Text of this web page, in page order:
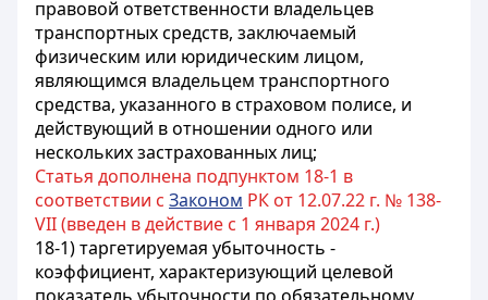
правовой ответственности владельцев
транспортных средств, заключаемый
физическим или юридическим лицом,
являющимся владельцем транспортного
средства, указанного в страховом полисе, и
действующий в отношении одного или
нескольких застрахованных лиц;
Статья дополнена подпунктом 18-1 в
соответствии с Законом РК от 12.07.22 г. № 138-
VII (введен в действие с 1 января 2024 г.)
18-1) таргетируемая убыточность -
коэффициент, характеризующий целевой